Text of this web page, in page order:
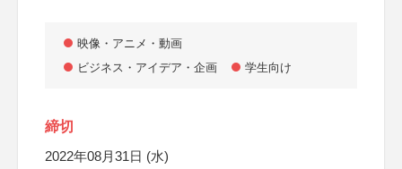
映像・アニメ・動画
ビジネス・アイデア・企画
学生向け
締切
2022年08月31日 (水)